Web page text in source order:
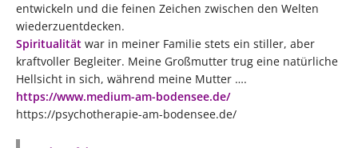
entwickeln und die feinen Zeichen zwischen den Welten
wiederzuentdecken.
Spiritualität war in meiner Familie stets ein stiller, aber
kraftvoller Begleiter. Meine Großmutter trug eine natürliche
Hellsicht in sich, während meine Mutter ….
https://www.medium-am-bodensee.de/
https://psychotherapie-am-bodensee.de/